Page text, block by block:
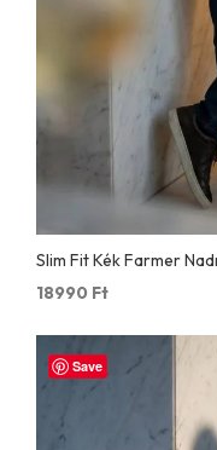
Slim Fit Kék Farmer
18990 Ft
Save